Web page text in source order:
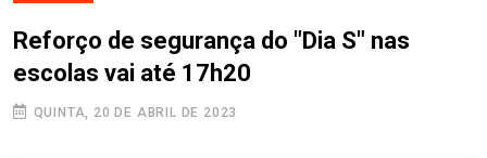
Reforço de segurança do "Dia S" nas
escolas vai até 17h20
QUINTA, 20 DE ABRIL DE 2023